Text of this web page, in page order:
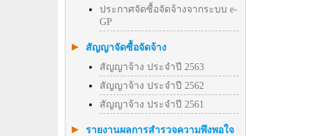
ประกาศจัดซื้อจัดจ้างจากระบบ e-
GP
สัญญาจัดซื้อจัดจ้าง
สัญญาจ้าง ประจำปี 2563
สัญญาจ้าง ประจำปี 2562
สัญญาจ้าง ประจำปี 2561
รายงานผลการสำรวจความพึงพอใจ